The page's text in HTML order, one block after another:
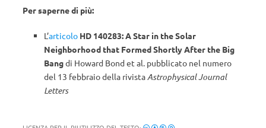
Per saperne di più:
L’articolo HD 140283: A Star in the Solar
Neighborhood that Formed Shortly After the Big
Bangdi Howard Bond et al. pubblicato nel numero
del 13 febbraio della rivistaAstrophysical Journal
Letters